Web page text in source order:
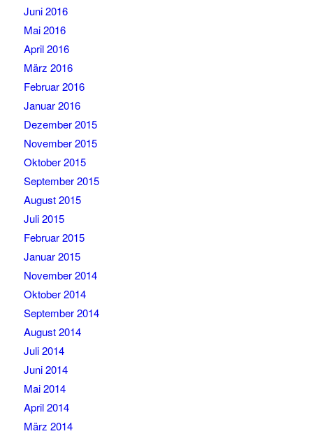
Juni 2016
Mai 2016
April 2016
März 2016
Februar 2016
Januar 2016
Dezember 2015
November 2015
Oktober 2015
September 2015
August 2015
Juli 2015
Februar 2015
Januar 2015
November 2014
Oktober 2014
September 2014
August 2014
Juli 2014
Juni 2014
Mai 2014
April 2014
März 2014